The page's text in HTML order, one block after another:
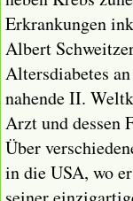
Erkrankungen
Albert
Altersdiabetes
nahende II.
Arzt und dessen
Über
in die USA, wo